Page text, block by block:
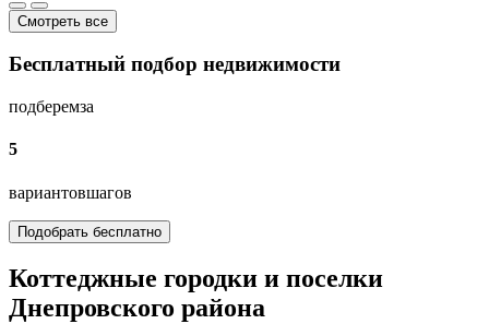
Смотреть все
Бесплатный подбор недвижимости
подберемза
5
вариантовшагов
Подобрать бесплатно
Коттеджные городки и поселки
Днепровского района